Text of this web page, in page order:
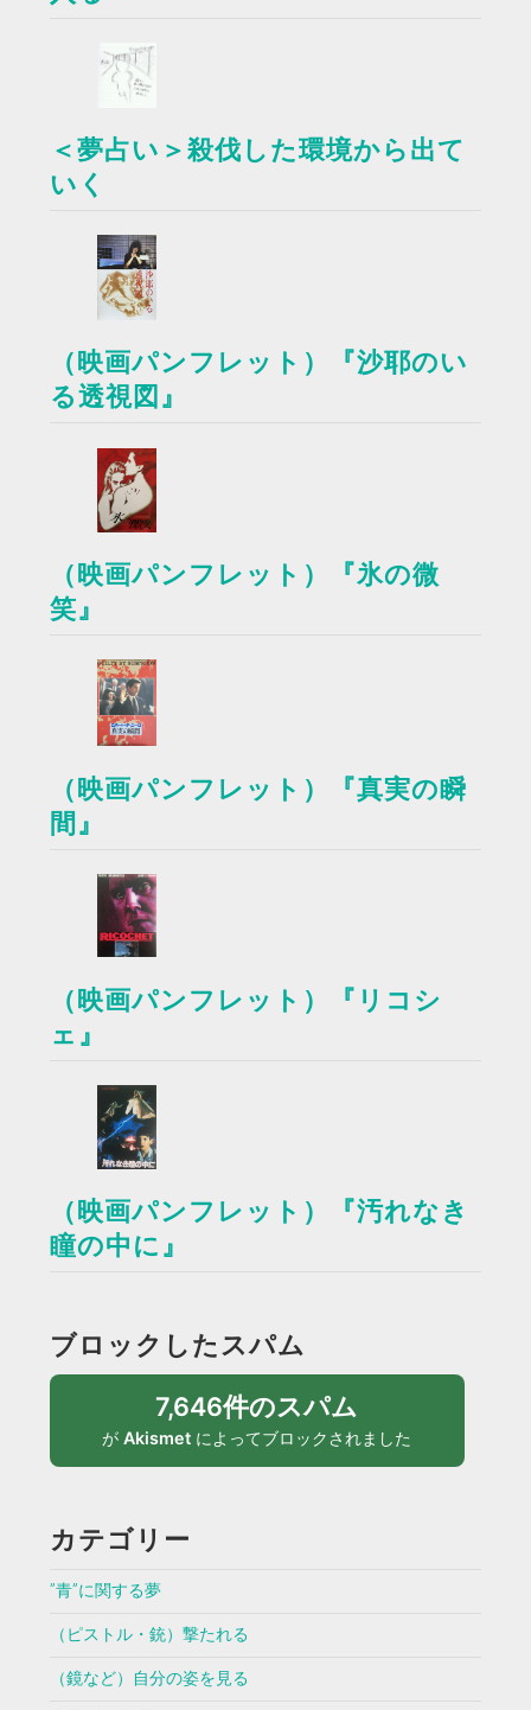
＜夢占い＞殺伐した環境から出て
いく
（映画パンフレット）『沙耶のい
る透視図』
（映画パンフレット）『氷の微
笑』
（映画パンフレット）『真実の瞬
間』
（映画パンフレット）『リコシ
ェ』
（映画パンフレット）『汚れなき
瞳の中に』
ブロックしたスパム
7,646件のスパム
がAkismet によってブロックされました
カテゴリー
”青”に関する夢
（ピストル・銃）撃たれる
（鏡など）自分の姿を見る